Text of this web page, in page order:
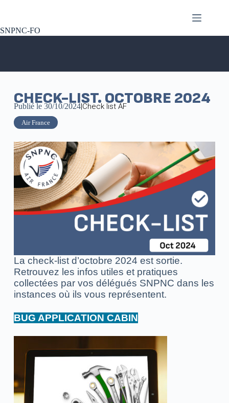
SNPNC-FO
CHECK-LIST. OCTOBRE 2024
Publié le 30/10/2024|Check list AF
Air France
La check-list d’octobre 2024 est sortie.
Retrouvez les infos utiles et pratiques
collectées par vos délégués SNPNC dans les
instances où ils vous représentent.
BUG APPLICATION CABIN